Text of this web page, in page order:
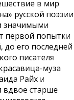
в мир
русской поэзии
значимыми
первой попытки
его последней
писателя
муза
Райх и
вдвое старше